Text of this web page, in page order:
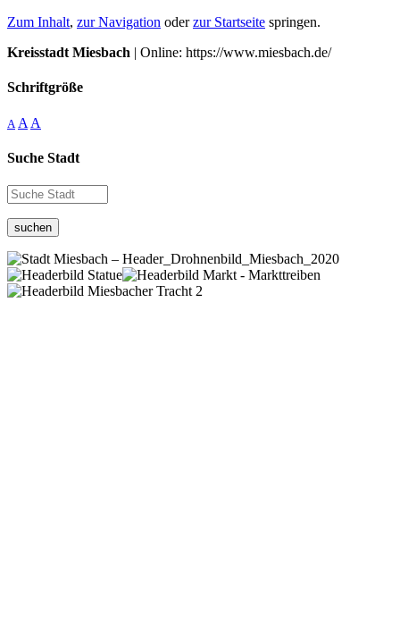
Zum Inhalt, zur Navigation oderzur Startseite springen.
Kreisstadt Miesbach | Online: https://www.miesbach.de/
Schriftgröße
A A A
Suche Stadt
suchen